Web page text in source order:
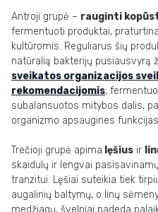
Antroji grupė – rauginti
fermentuoti produktai,
kultūromis. Reguliarus šių
natūralią bakterijų pusiausvyrą
sveikatos organizacijos
rekomendacijomis,
subalansuotos mitybos dalis,
organizmo apsaugines
Trečioji grupė apima lęšius ir
skaidulų ir lengvai
tranzitui. Lęšiai suteikia tiek
augalinių baltymų, o linų